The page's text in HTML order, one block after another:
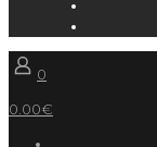
0
0.00€